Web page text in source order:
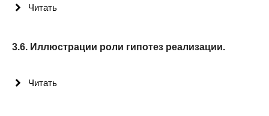
Читать
3.6. Иллюстрации роли гипотез реализации.
Читать